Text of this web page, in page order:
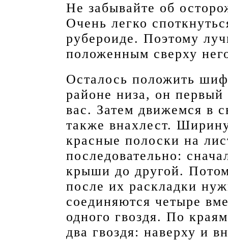
Не забывайте об
Очень легко
рубероиде. Поэтому
положенным сверху
Осталось положить
районе низа, он первый
вас. Затем движемся в
также внахлест.
красные полоски на
последовательно:
крыши до другой.
после их раскладки
соединяются четыре
одного гвоздя. По
два гвоздя: наверху и